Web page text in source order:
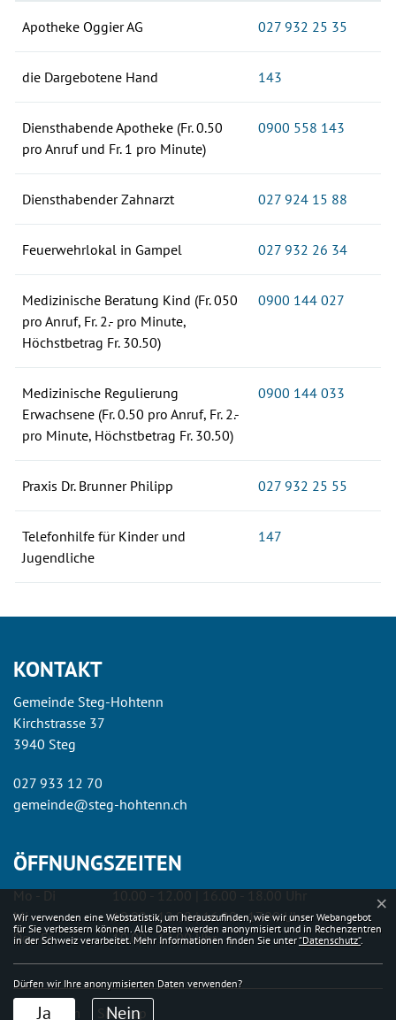
Apotheke Oggier AG 027 932 25 35
die Dargebotene Hand 143
Diensthabende Apotheke (Fr. 0.50
pro Anruf und Fr. 1 pro Minute)
0900 558 143
Diensthabender Zahnarzt 027 924 15 88
Feuerwehrlokal in Gampel 027 932 26 34
Medizinische Beratung Kind (Fr. 050
pro Anruf, Fr. 2.- pro Minute,
Höchstbetrag Fr. 30.50)
0900 144 027
Medizinische Regulierung
Erwachsene (Fr. 0.50 pro Anruf, Fr. 2.-
pro Minute, Höchstbetrag Fr. 30.50)
0900 144 033
Praxis Dr. Brunner Philipp 027 932 25 55
Telefonhilfe für Kinder und
Jugendliche
147
KONTAKT
Gemeinde Steg-Hohtenn
Kirchstrasse 37
3940 Steg
027 933 12 70
gemeinde@steg-hohtenn.ch
ÖFFNUNGSZEITEN
Mo - Di
10.00 - 12.00 | 16.00 - 18.00 Uhr
Mi
10.00 - 12.00 | 16.00 - 17.00 Uhr
Do - Fr
10.00 - 12.00 Uhr
Toolbar
Impressum Sitemap
Webstatistik
Wir verwenden eine Webstatistik, um herauszufinden, wie wir unser Webangebot
für Sie verbessern können. Alle Daten werden anonymisiert und in Rechenzentren
in der Schweiz verarbeitet. Mehr Informationen finden Sie unter“Datenschutz“.
Dürfen wir Ihre anonymisierten Daten verwenden?
Ja Nein
×